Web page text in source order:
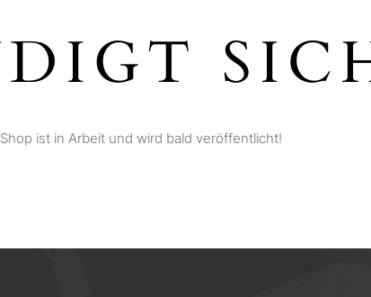
SICH
ist in Arbeit und wird bald veröffentlicht!